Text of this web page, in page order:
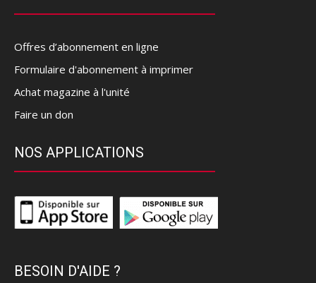
Offres d’abonnement en ligne
Formulaire d'abonnement à imprimer
Achat magazine à l'unité
Faire un don
NOS APPLICATIONS
BESOIN D'AIDE ?